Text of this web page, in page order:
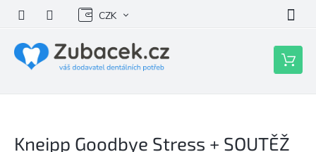
obsah
CZK
Nákupní
košík
Kneipp Goodbye Stress + SOUTĚŽ